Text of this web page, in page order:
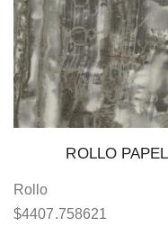
ROLLO
Rollo
$4407.758621